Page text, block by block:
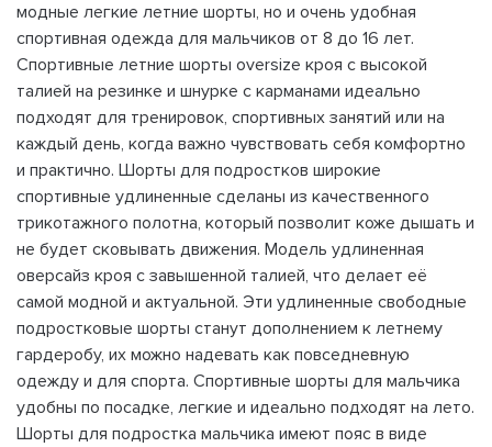
модные легкие летние шорты, но и очень удобная
спортивная одежда для мальчиков от 8 до 16 лет.
Спортивные летние шорты oversize кроя с высокой
талией на резинке и шнурке с карманами идеально
подходят для тренировок, спортивных занятий или на
каждый день, когда важно чувствовать себя комфортно
и практично. Шорты для подростков широкие
спортивные удлиненные сделаны из качественного
трикотажного полотна, который позволит коже дышать и
не будет сковывать движения. Модель удлиненная
оверсайз кроя с завышенной талией, что делает её
самой модной и актуальной. Эти удлиненные свободные
подростковые шорты станут дополнением к летнему
гардеробу, их можно надевать как повседневную
одежду и для спорта. Спортивные шорты для мальчика
удобны по посадке, легкие и идеально подходят на лето.
Шорты для подростка мальчика имеют пояс в виде